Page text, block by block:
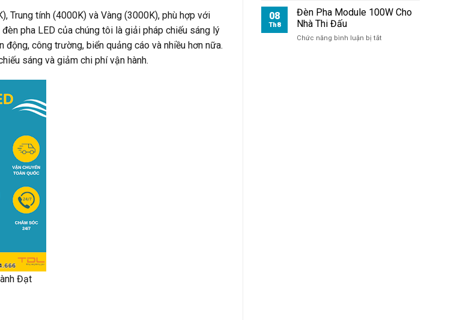
Trung tính (4000K) và Vàng (3000K), phù hợp với
pha LED của chúng tôi là giải pháp chiếu sáng lý
công trường, biển quảng cáo và nhiều hơn nữa.
sáng và giảm chi phí vận hành.
Đạt
Xe
08
Th8
Đèn Pha Module 100W Cho
Nhà Thi Đấu
Chức năng bình luận bị tắt